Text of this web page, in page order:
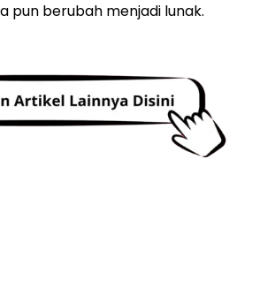
pun berubah menjadi lunak.